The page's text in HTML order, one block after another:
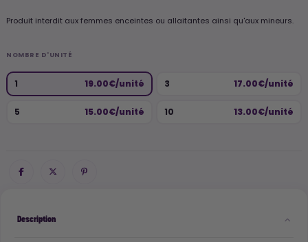
Produit interdit aux femmes enceintes ou allaitantes ainsi qu'aux mineurs.
NOMBRE D'UNITÉ
1 19.00€/unité 3 17.00€/unité
5 15.00€/unité 10 13.00€/unité
Description